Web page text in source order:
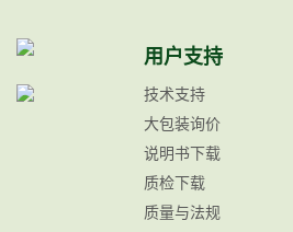
用户支持
技术支持
大包装询价
说明书下载
质检下载
质量与法规